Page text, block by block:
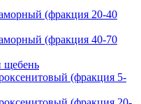
(фракция 20-40
(фракция 40-70
щебень
(фракция 5-